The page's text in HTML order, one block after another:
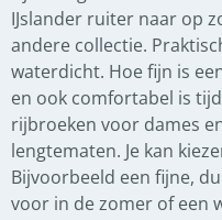
IJslander ruiter naar op
andere collectie.
waterdicht. Hoe fijn is
en ook comfortabel is
rijbroeken voor dames
lengtematen. Je kan
Bijvoorbeeld een fijne,
voor in de zomer of een